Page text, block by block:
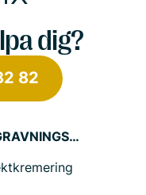
dig?
82
BEGRAVNINGSTJÄNSTER